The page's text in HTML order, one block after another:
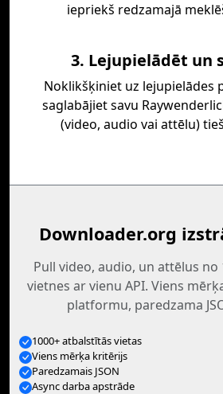
iepriekš redzamajā
3. Lejupielādēt un
Noklikšķiniet uz lejupielādes
saglabājiet savu
(video, audio vai attēlu)
Downloader.org
Pull video, audio, un attēlus no
vietnes ar vienu API. Viens
platformu, paredzama
1000+ atbalstītās vietas
Viens mērķa kritērijs
Paredzamais JSON
Async darba apstrāde